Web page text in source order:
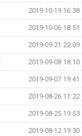
2019-10-19 16:38
2019-10-06 18:51
2019-09-21 22:09
2019-09-08 18:10
2019-09-07 19:41
2019-08-26 11:22
2019-08-25 19:53
2019-08-12 19:30